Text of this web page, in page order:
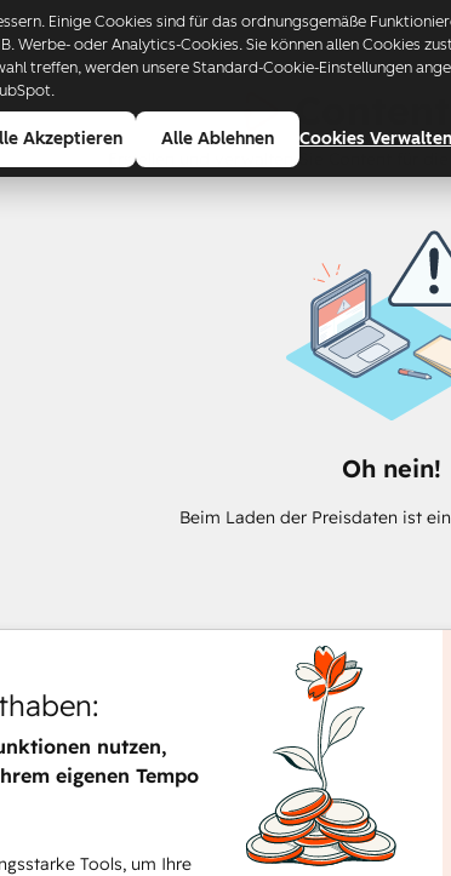
Einige Cookies sind für das ordnungsgemäße
Werbe- oder Analytics-Cookies. Sie können allen Cookies
treffen, werden unsere Standard-Cookie-Einstellungen
Cookies Verwalten
Akzeptieren Alle Ablehnen
Content
Erstellen und verwalten Sie Content für
Oh nein!
Beim Laden der Preisdaten ist
nutzen,
eigenen Tempo
Tools, um Ihre